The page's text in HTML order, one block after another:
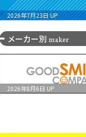
2026年7月23日 UP
メーカー別 maker
2026年8月6日 UP